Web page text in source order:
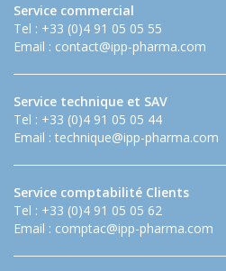
Service commercial
Tel : +33 (0)4 91 05 05 55
Email : contact@ipp-pharma.com
Service technique et SAV
Tel : +33 (0)4 91 05 05 44
Email : technique@ipp-pharma.com
Service comptabilité Clients
Tel : +33 (0)4 91 05 05 62
Email : comptac@ipp-pharma.com